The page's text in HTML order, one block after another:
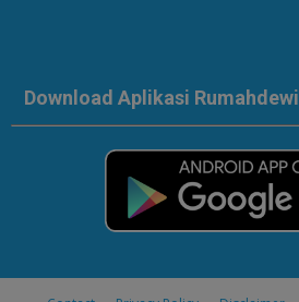
Download Aplikasi Rumahdewi